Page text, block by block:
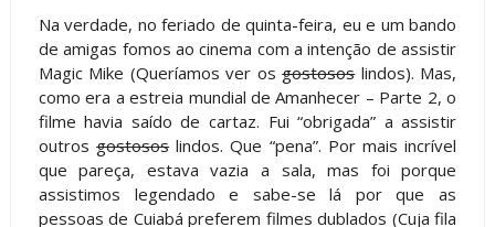
Na verdade, no feriado de quinta-feira, eu e um bando
de amigas fomos ao cinema com a intenção de assistir
Magic Mike (Queríamos ver osgostososlindos). Mas,
como era a estreia mundial de Amanhecer – Parte 2, o
filme havia saído de cartaz. Fui “obrigada” a assistir
outrosgostososlindos. Que “pena”. Por mais incrível
que pareça, estava vazia a sala, mas foi porque
assistimos legendado e sabe-se lá por que as
pessoas de Cuiabá preferem filmes dublados (Cuja fila